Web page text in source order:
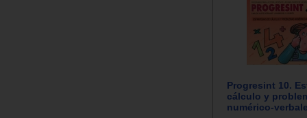
Progresint 10.
cálculo y
numérico-